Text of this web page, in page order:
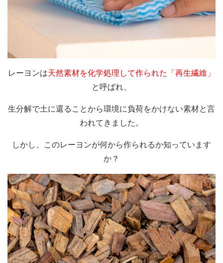
レーヨンは天然素材を化学処理して作られた「再生繊維」
と呼ばれ、
生分解で土に還ることから環境に負荷をかけない素材と言
われてきました。
しかし、このレーヨンが何から作られるか知っています
か？